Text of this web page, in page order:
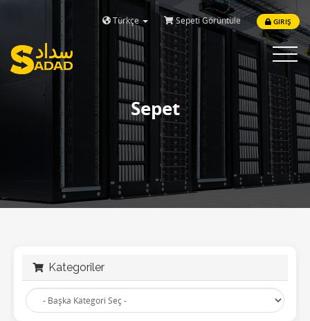
Türkçe Sepeti Görüntüle GIRIŞ
Toggle
Sepet
Kategoriler